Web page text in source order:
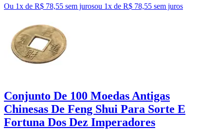
Ou 1x de R$ 78,55 sem jurosou 1x de R$ 78,55 sem juros
Conjunto De 100 Moedas Antigas
Chinesas De Feng Shui Para Sorte E
Fortuna Dos Dez Imperadores